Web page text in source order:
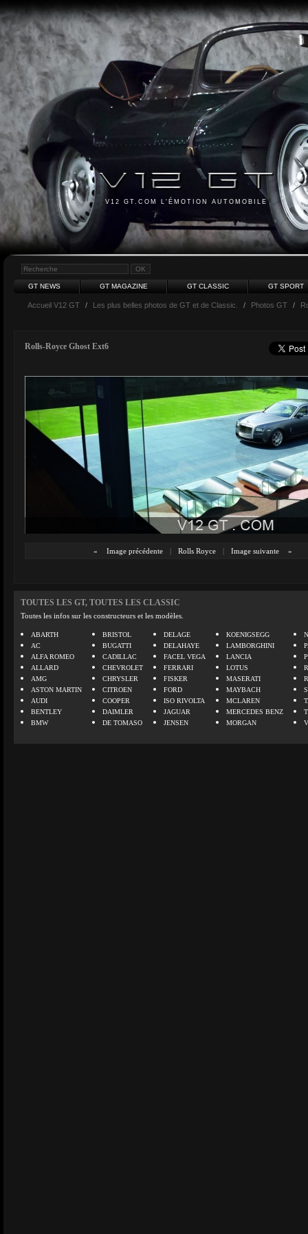
V12 GT.COM L'ÉMOTION AUTOMOBILE
GT NEWS GT MAGAZINE GT CLASSIC GT SPORT
Accueil V12 GT / Les plus belles photos de GT et de Classic. / Photos GT /
Rolls-Royce Ghost Ext6
« Image précédente | Rolls Royce | Image suivante »
TOUTES LES GT, TOUTES LES CLASSIC
Toutes les infos sur les constructeurs et les modèles.
ABARTH
AC
ALFA ROMEO
ALLARD
AMG
ASTON MARTIN
AUDI
BENTLEY
BMW
BRISTOL
BUGATTI
CADILLAC
CHEVROLET
CHRYSLER
CITROEN
COOPER
DAIMLER
DE TOMASO
DELAGE
DELAHAYE
FACEL VEGA
FERRARI
FISKER
FORD
ISO RIVOLTA
JAGUAR
JENSEN
KOENIGSEGG
LAMBORGHINI
LANCIA
LOTUS
MASERATI
MAYBACH
MCLAREN
MERCEDES BENZ
MORGAN